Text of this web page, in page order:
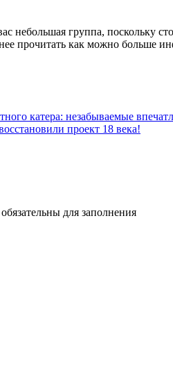
небольшая группа, поскольку
прочитать как можно больше
катера: незабываемые
проект 18 века!
для заполнения